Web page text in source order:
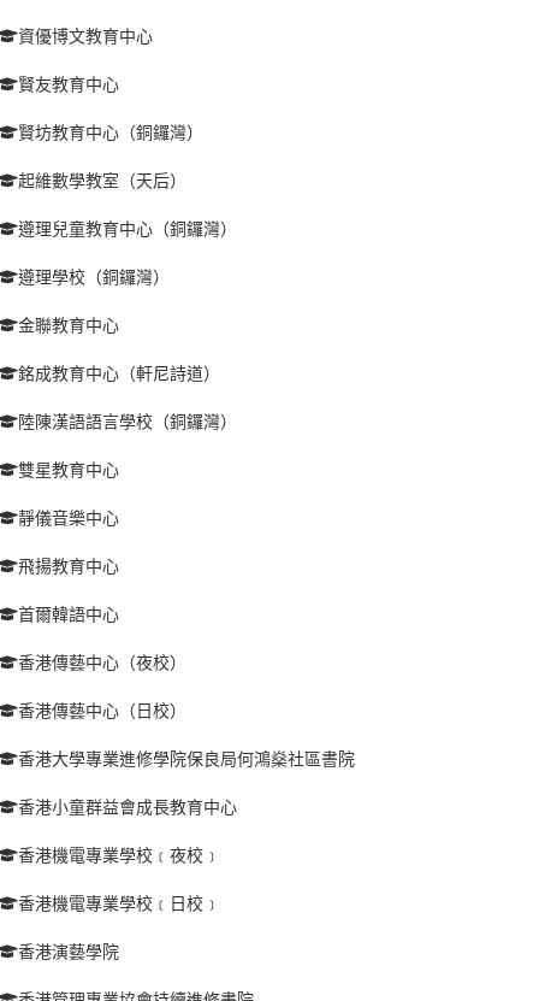
資優博文教育中心
賢友教育中心
賢坊教育中心（銅鑼灣）
起維數學教室（天后）
遵理兒童教育中心（銅鑼灣）
遵理學校（銅鑼灣）
金聯教育中心
銘成教育中心（軒尼詩道）
陸陳漢語語言學校（銅鑼灣）
雙星教育中心
靜儀音樂中心
飛揚教育中心
首爾韓語中心
香港傳藝中心（夜校）
香港傳藝中心（日校）
香港大學專業進修學院保良局何鴻燊社區書院
香港小童群益會成長教育中心
香港機電專業學校﹝夜校﹞
香港機電專業學校﹝日校﹞
香港演藝學院